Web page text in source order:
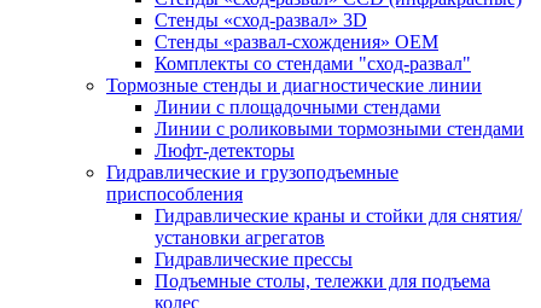
Стенды «сход-развал» 3D
Стенды «развал-схождения» ОЕМ
Комплекты со стендами "сход-развал"
Тормозные стенды и диагностические линии
Линии с площадочными стендами
Линии с роликовыми тормозными стендами
Люфт-детекторы
Гидравлические и грузоподъемные
приспособления
Гидравлические краны и стойки для снятия/
установки агрегатов
Гидравлические прессы
Подъемные столы, тележки для подъема
колес